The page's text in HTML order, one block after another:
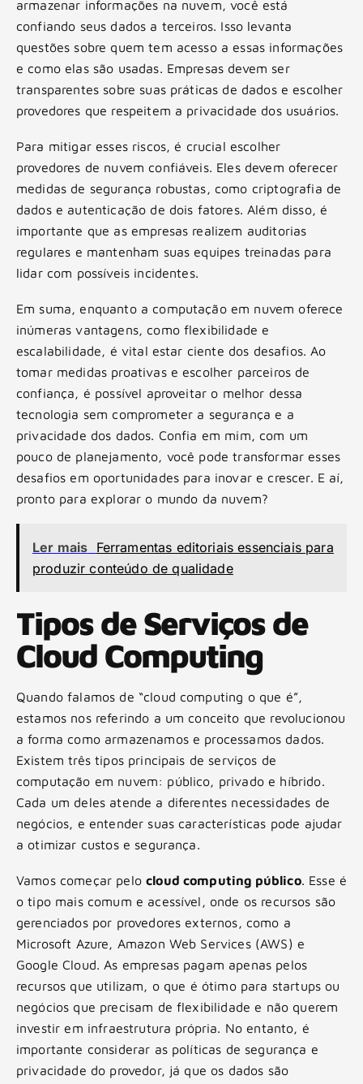
armazenar informações na nuvem, você está
confiando seus dados a terceiros. Isso levanta
questões sobre quem tem acesso a essas informações
e como elas são usadas. Empresas devem ser
transparentes sobre suas práticas de dados e escolher
provedores que respeitem a privacidade dos usuários.
Para mitigar esses riscos, é crucial escolher
provedores de nuvem confiáveis. Eles devem oferecer
medidas de segurança robustas, como criptografia de
dados e autenticação de dois fatores. Além disso, é
importante que as empresas realizem auditorias
regulares e mantenham suas equipes treinadas para
lidar com possíveis incidentes.
Em suma, enquanto a computação em nuvem oferece
inúmeras vantagens, como flexibilidade e
escalabilidade, é vital estar ciente dos desafios. Ao
tomar medidas proativas e escolher parceiros de
confiança, é possível aproveitar o melhor dessa
tecnologia sem comprometer a segurança e a
privacidade dos dados. Confia em mim, com um
pouco de planejamento, você pode transformar esses
desafios em oportunidades para inovar e crescer. E aí,
pronto para explorar o mundo da nuvem?
Ler mais Ferramentas editoriais essenciais para
produzir conteúdo de qualidade
Tipos de Serviços de
Cloud Computing
Quando falamos de “cloud computing o que é”,
estamos nos referindo a um conceito que revolucionou
a forma como armazenamos e processamos dados.
Existem três tipos principais de serviços de
computação em nuvem: público, privado e híbrido.
Cada um deles atende a diferentes necessidades de
negócios, e entender suas características pode ajudar
a otimizar custos e segurança.
Vamos começar pelocloud computing público. Esse é
o tipo mais comum e acessível, onde os recursos são
gerenciados por provedores externos, como a
Microsoft Azure, Amazon Web Services (AWS) e
Google Cloud. As empresas pagam apenas pelos
recursos que utilizam, o que é ótimo para startups ou
negócios que precisam de flexibilidade e não querem
investir em infraestrutura própria. No entanto, é
importante considerar as políticas de segurança e
privacidade do provedor, já que os dados são